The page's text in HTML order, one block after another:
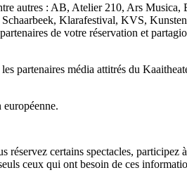
autres : AB, Atelier 210, Ars
Klarafestival, KVS,
de votre réservation et
partenaires média attitrés du
certains spectacles,
ceux qui ont besoin de ces